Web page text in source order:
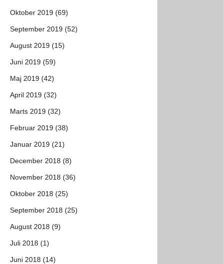
Oktober 2019 (69)
September 2019 (52)
August 2019 (15)
Juni 2019 (59)
Maj 2019 (42)
April 2019 (32)
Marts 2019 (32)
Februar 2019 (38)
Januar 2019 (21)
December 2018 (8)
November 2018 (36)
Oktober 2018 (25)
September 2018 (25)
August 2018 (9)
Juli 2018 (1)
Juni 2018 (14)